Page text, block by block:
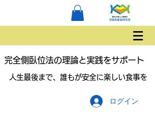
完全側臥位法の理論と実践をサポート
人生最後まで、誰もが安全に楽しい食事を
ログイン